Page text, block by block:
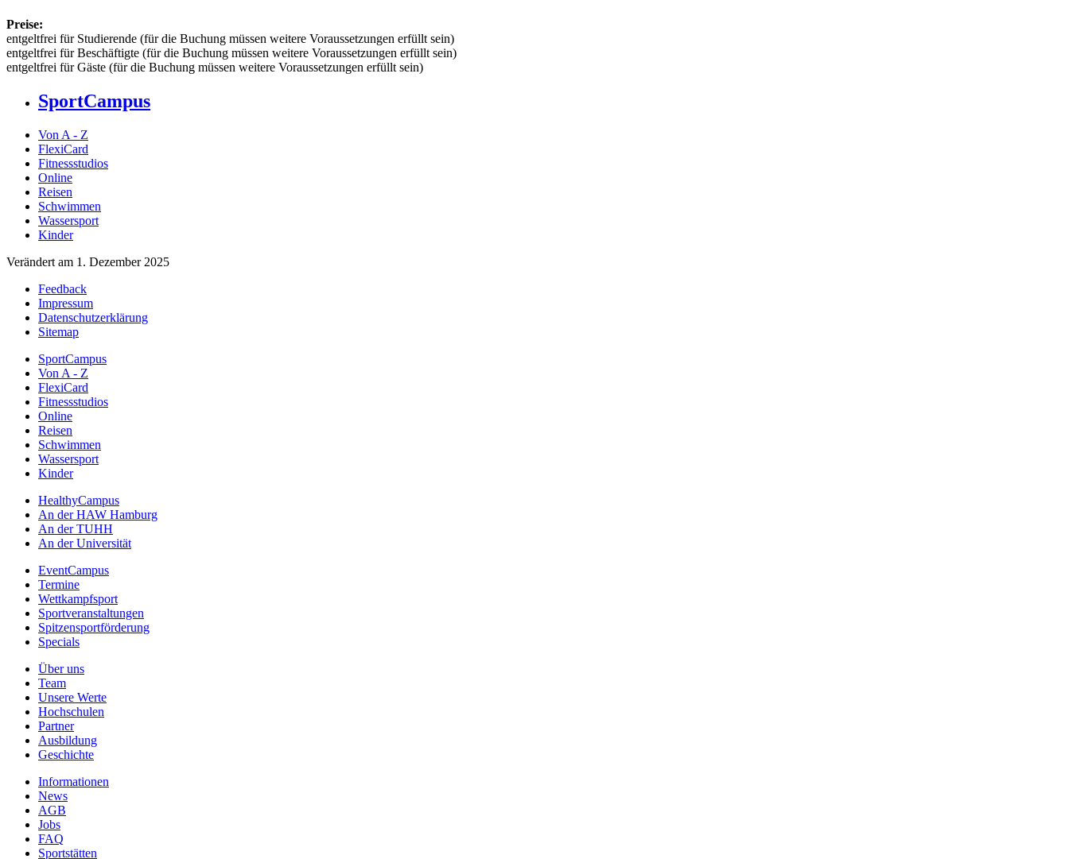
Preise:
entgeltfrei für Studierende (für die Buchung müssen weitere Voraussetzungen erfüllt sein)
entgeltfrei für Beschäftigte (für die Buchung müssen weitere Voraussetzungen erfüllt sein)
entgeltfrei für Gäste (für die Buchung müssen weitere Voraussetzungen erfüllt sein)
SportCampus
Von A - Z
FlexiCard
Fitnessstudios
Online
Reisen
Schwimmen
Wassersport
Kinder
Verändert am 1. Dezember 2025
Feedback
Impressum
Datenschutzerklärung
Sitemap
SportCampus
Von A - Z
FlexiCard
Fitnessstudios
Online
Reisen
Schwimmen
Wassersport
Kinder
HealthyCampus
An der HAW Hamburg
An der TUHH
An der Universität
EventCampus
Termine
Wettkampfsport
Sportveranstaltungen
Spitzensportförderung
Specials
Über uns
Team
Unsere Werte
Hochschulen
Partner
Ausbildung
Geschichte
Informationen
News
AGB
Jobs
FAQ
Sportstätten